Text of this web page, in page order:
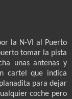
la N-VI al Puerto
tomar la pista
unas antenas y
cartel que indica
para dejar
coche pero